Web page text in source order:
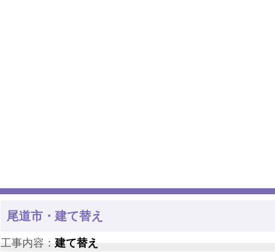
尾道市・建て替え
工事内容： 建て替え